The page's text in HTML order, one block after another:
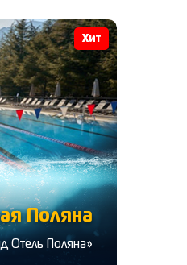
Хит
Поляна
Отель Поляна»